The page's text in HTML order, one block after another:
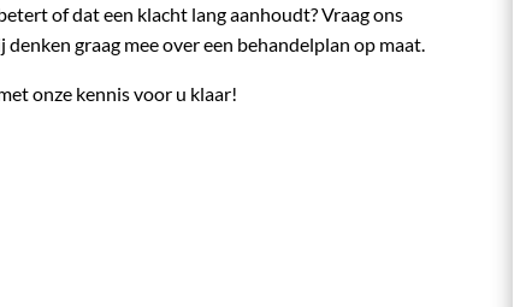
of dat een klacht lang aanhoudt? Vraag ons
graag mee over een behandelplan op maat.
onze kennis voor u klaar!